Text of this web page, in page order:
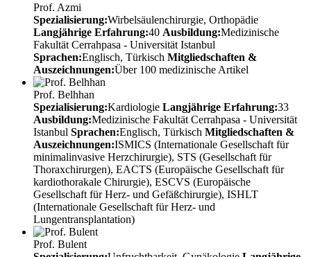
Prof. Azmi
Spezialisierung:Wirbelsäulenchirurgie, Orthopädie
Langjährige Erfahrung:40 Ausbildung:Medizinische
Fakultät Cerrahpasa - Universität Istanbul
Sprachen:Englisch, Türkisch Mitgliedschaften &
Auszeichnungen:Über 100 medizinische Artikel
Prof. Belhhan
Spezialisierung:Kardiologie Langjährige Erfahrung:33
Ausbildung:Medizinische Fakultät Cerrahpasa - Universität
Istanbul Sprachen:Englisch, Türkisch Mitgliedschaften &
Auszeichnungen:ISMICS (Internationale Gesellschaft für
minimalinvasive Herzchirurgie), STS (Gesellschaft für
Thoraxchirurgen), EACTS (Europäische Gesellschaft für
kardiothorakale Chirurgie), ESCVS (Europäische
Gesellschaft für Herz- und Gefäßchirurgie), ISHLT
(Internationale Gesellschaft für Herz- und
Lungentransplantation)
Prof. Bulent